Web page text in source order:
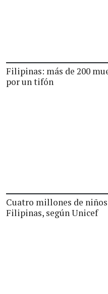
Filipinas: más de 200
por un tifón
Cuatro millones de
Filipinas, según Unicef